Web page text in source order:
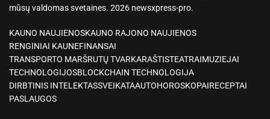
mūsų valdomas svetaines. 2026 newsxpress-pro.
KAUNO NAUJIENOSKAUNO RAJONO NAUJIENOS
RENGINIAI KAUNEFINANSAI
TRANSPORTO MARŠRUTŲ TVARKARAŠTISTEATRAIMUZIEJAI
TECHNOLOGIJOSBLOCKCHAIN TECHNOLOGIJA
DIRBTINIS INTELEKTASSVEIKATAAUTOHOROSKOPAIRECEPTAI
PASLAUGOS